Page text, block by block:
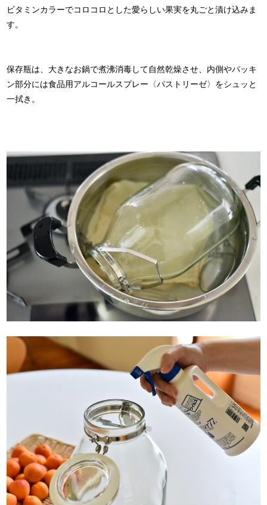
ビタミンカラーでコロコロとした愛らしい果実を丸ごと漬け込みま
す。
保存瓶は、大きなお鍋で煮沸消毒して自然乾燥させ、内側やパッキ
ン部分には食品用アルコールスプレー〈パストリーゼ〉をシュッと
一拭き。